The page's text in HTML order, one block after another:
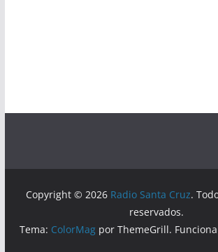
Copyright © 2026 Radio Santa Cruz.
reservados.
Tema: ColorMag por ThemeGrill.